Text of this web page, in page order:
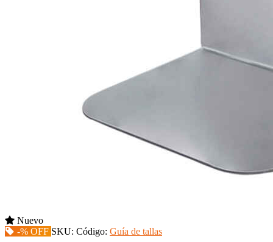
Nuevo
-% OFF SKU: Código: Guía de tallas